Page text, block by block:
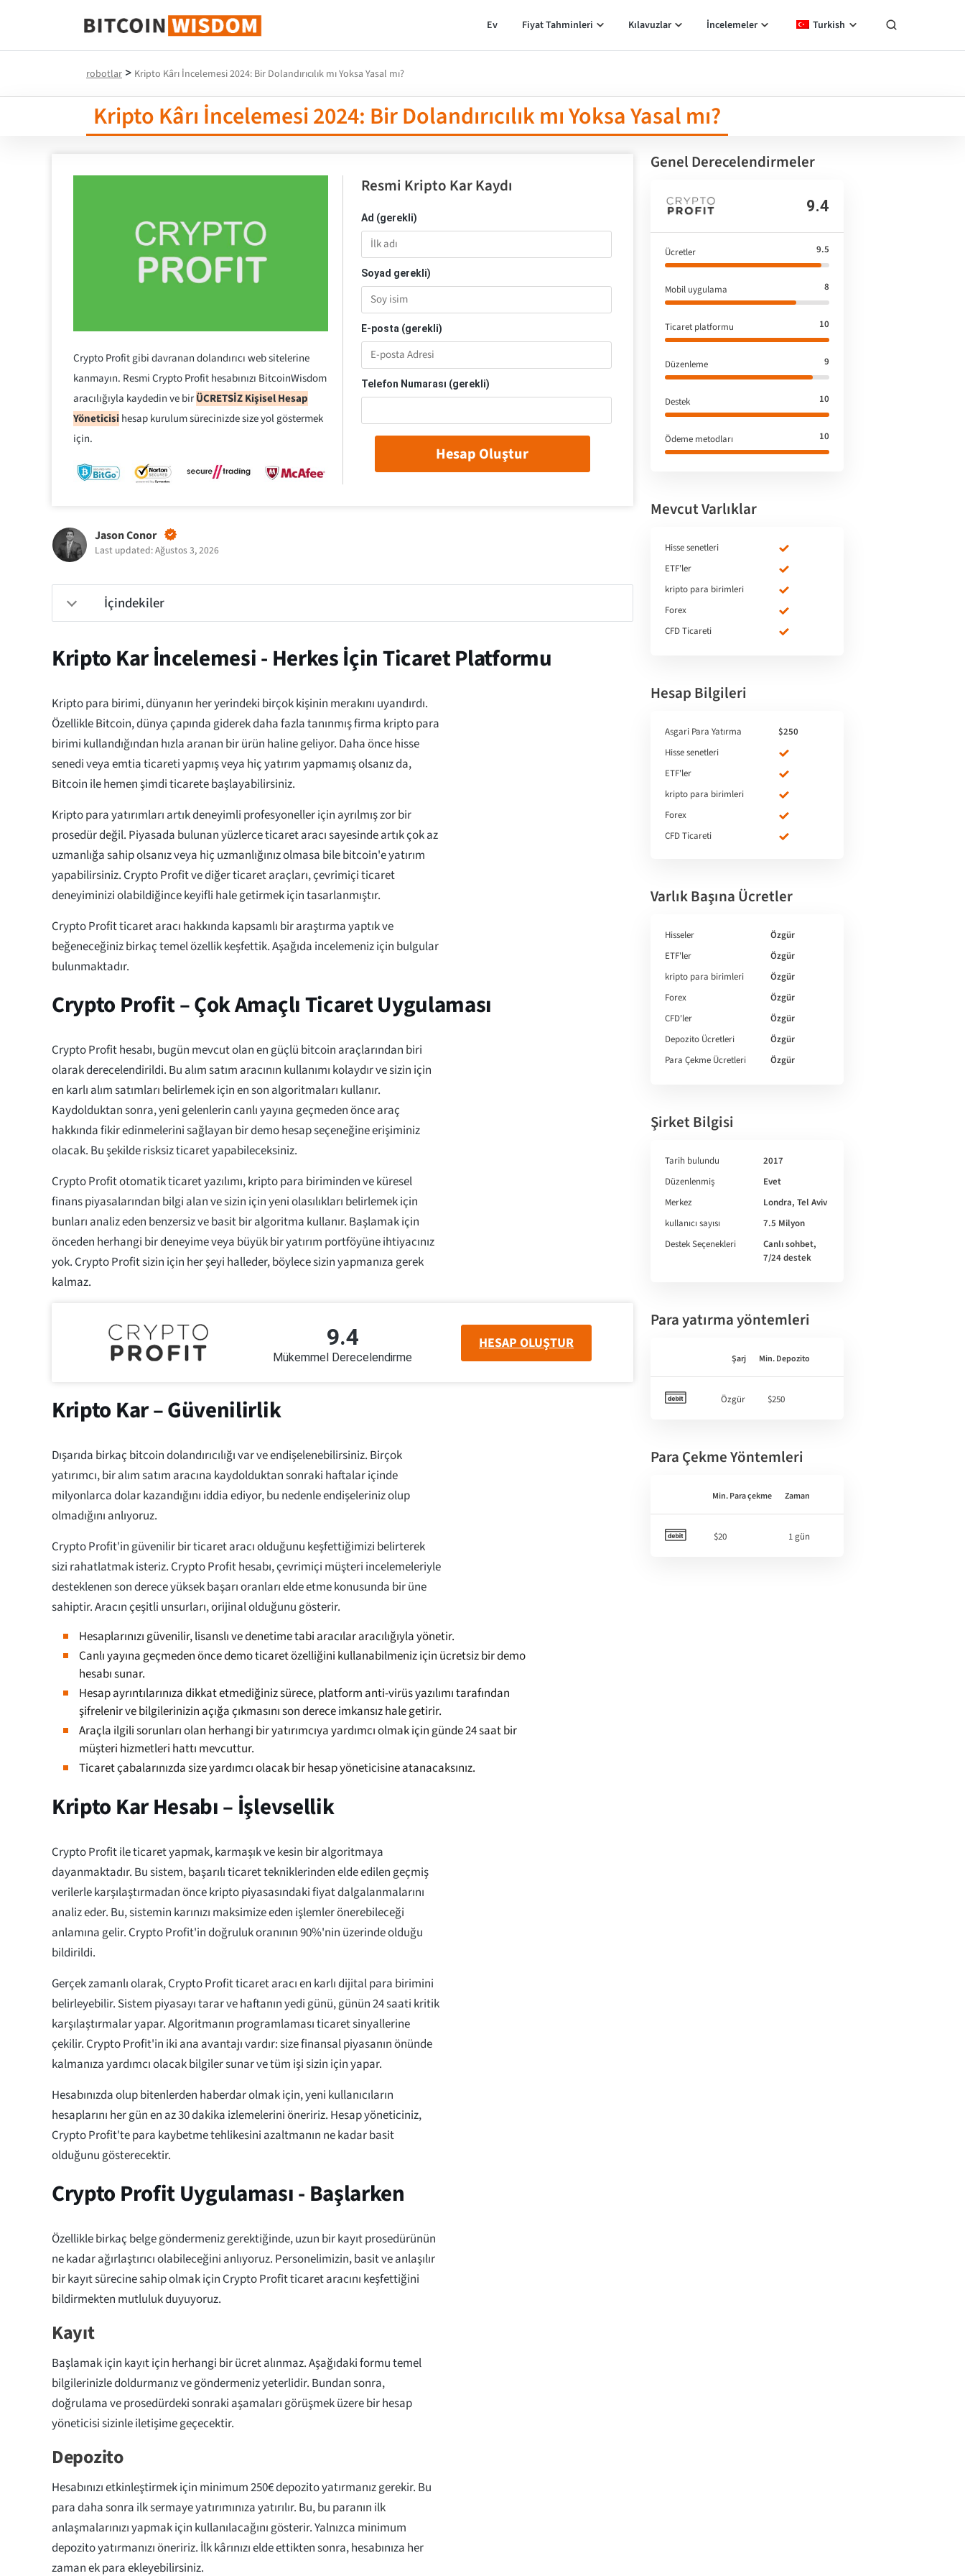
Bitcoin Bilgeliği
Ev Fiyat Tahminleri Kılavuzlar İncelemeler Turkish
robotlar > Kripto Kârı İncelemesi 2024: Bir Dolandırıcılık mı Yoksa Yasal mı?
Kripto Kârı İncelemesi 2024: Bir Dolandırıcılık mı Yoksa Yasal mı?
Crypto Profit gibi davranan dolandırıcı web sitelerine
kanmayın. Resmi Crypto Profit hesabınızı BitcoinWisdom
aracılığıyla kaydedin ve birÜCRETSİZ Kişisel Hesap
Yöneticisihesap kurulum sürecinizde size yol göstermek
için.
Resmi Kripto Kar Kaydı
Ad (gerekli)
Soyad gerekli)
E-posta (gerekli)
Telefon Numarası (gerekli)
Hesap Oluştur
Jason Conor
Last updated: Ağustos 3, 2026
İçindekiler
Kripto Kar İncelemesi - Herkes İçin Ticaret Platformu
Kripto para birimi, dünyanın her yerindeki birçok kişinin merakını uyandırdı.
Özellikle Bitcoin, dünya çapında giderek daha fazla tanınmış firma kripto para
birimi kullandığından hızla aranan bir ürün haline geliyor. Daha önce hisse
senedi veya emtia ticareti yapmış veya hiç yatırım yapmamış olsanız da,
Bitcoin ile hemen şimdi ticarete başlayabilirsiniz.
Kripto para yatırımları artık deneyimli profesyoneller için ayrılmış zor bir
prosedür değil. Piyasada bulunan yüzlerce ticaret aracı sayesinde artık çok az
uzmanlığa sahip olsanız veya hiç uzmanlığınız olmasa bile bitcoin'e yatırım
yapabilirsiniz. Crypto Profit ve diğer ticaret araçları, çevrimiçi ticaret
deneyiminizi olabildiğince keyifli hale getirmek için tasarlanmıştır.
Crypto Profit ticaret aracı hakkında kapsamlı bir araştırma yaptık ve
beğeneceğiniz birkaç temel özellik keşfettik. Aşağıda incelemeniz için bulgular
bulunmaktadır.
Crypto Profit – Çok Amaçlı Ticaret Uygulaması
Crypto Profit hesabı, bugün mevcut olan en güçlü bitcoin araçlarından biri
olarak derecelendirildi. Bu alım satım aracının kullanımı kolaydır ve sizin için
en karlı alım satımları belirlemek için en son algoritmaları kullanır.
Kaydolduktan sonra, yeni gelenlerin canlı yayına geçmeden önce araç
hakkında fikir edinmelerini sağlayan bir demo hesap seçeneğine erişiminiz
olacak. Bu şekilde risksiz ticaret yapabileceksiniz.
Crypto Profit otomatik ticaret yazılımı, kripto para biriminden ve küresel
finans piyasalarından bilgi alan ve sizin için yeni olasılıkları belirlemek için
bunları analiz eden benzersiz ve basit bir algoritma kullanır. Başlamak için
önceden herhangi bir deneyime veya büyük bir yatırım portföyüne ihtiyacınız
yok. Crypto Profit sizin için her şeyi halleder, böylece sizin yapmanıza gerek
kalmaz.
9.4
Mükemmel Derecelendirme
HESAP OLUŞTUR
Kripto Kar – Güvenilirlik
Dışarıda birkaç bitcoin dolandırıcılığı var ve endişelenebilirsiniz. Birçok
yatırımcı, bir alım satım aracına kaydolduktan sonraki haftalar içinde
milyonlarca dolar kazandığını iddia ediyor, bu nedenle endişeleriniz olup
olmadığını anlıyoruz.
Crypto Profit'in güvenilir bir ticaret aracı olduğunu keşfettiğimizi belirterek
sizi rahatlatmak isteriz. Crypto Profit hesabı, çevrimiçi müşteri incelemeleriyle
desteklenen son derece yüksek başarı oranları elde etme konusunda bir üne
sahiptir. Aracın çeşitli unsurları, orijinal olduğunu gösterir.
Hesaplarınızı güvenilir, lisanslı ve denetime tabi aracılar aracılığıyla yönetir.
Canlı yayına geçmeden önce demo ticaret özelliğini kullanabilmeniz için ücretsiz bir demo
hesabı sunar.
Hesap ayrıntılarınıza dikkat etmediğiniz sürece, platform anti-virüs yazılımı tarafından
şifrelenir ve bilgilerinizin açığa çıkmasını son derece imkansız hale getirir.
Araçla ilgili sorunları olan herhangi bir yatırımcıya yardımcı olmak için günde 24 saat bir
müşteri hizmetleri hattı mevcuttur.
Ticaret çabalarınızda size yardımcı olacak bir hesap yöneticisine atanacaksınız.
Kripto Kar Hesabı – İşlevsellik
Crypto Profit ile ticaret yapmak, karmaşık ve kesin bir algoritmaya
dayanmaktadır. Bu sistem, başarılı ticaret tekniklerinden elde edilen geçmiş
verilerle karşılaştırmadan önce kripto piyasasındaki fiyat dalgalanmalarını
analiz eder. Bu, sistemin karınızı maksimize eden işlemler önerebileceği
anlamına gelir. Crypto Profit'in doğruluk oranının 90%'nin üzerinde olduğu
bildirildi.
Gerçek zamanlı olarak, Crypto Profit ticaret aracı en karlı dijital para birimini
belirleyebilir. Sistem piyasayı tarar ve haftanın yedi günü, günün 24 saati kritik
karşılaştırmalar yapar. Algoritmanın programlaması ticaret sinyallerine
çekilir. Crypto Profit'in iki ana avantajı vardır: size finansal piyasanın önünde
kalmanıza yardımcı olacak bilgiler sunar ve tüm işi sizin için yapar.
Hesabınızda olup bitenlerden haberdar olmak için, yeni kullanıcıların
hesaplarını her gün en az 30 dakika izlemelerini öneririz. Hesap yöneticiniz,
Crypto Profit'te para kaybetme tehlikesini azaltmanın ne kadar basit
olduğunu gösterecektir.
Crypto Profit Uygulaması - Başlarken
Özellikle birkaç belge göndermeniz gerektiğinde, uzun bir kayıt prosedürünün
ne kadar ağırlaştırıcı olabileceğini anlıyoruz. Personelimizin, basit ve anlaşılır
bir kayıt sürecine sahip olmak için Crypto Profit ticaret aracını keşfettiğini
bildirmekten mutluluk duyuyoruz.
Kayıt
Başlamak için kayıt için herhangi bir ücret alınmaz. Aşağıdaki formu temel
bilgilerinizle doldurmanız ve göndermeniz yeterlidir. Bundan sonra,
doğrulama ve prosedürdeki sonraki aşamaları görüşmek üzere bir hesap
yöneticisi sizinle iletişime geçecektir.
Depozito
Hesabınızı etkinleştirmek için minimum 250€ depozito yatırmanız gerekir. Bu
para daha sonra ilk sermaye yatırımınıza yatırılır. Bu, bu paranın ilk
anlaşmalarınızı yapmak için kullanılacağını gösterir. Yalnızca minimum
depozito yatırmanızı öneririz. İlk kârınızı elde ettikten sonra, hesabınıza her
zaman ek para ekleyebilirsiniz.
Genel Derecelendirmeler
9.4
Ücretler 9.5
Mobil uygulama 8
Ticaret platformu 10
Düzenleme 9
Destek 10
Ödeme metodları 10
Mevcut Varlıklar
Hisse senetleri
ETF'ler
kripto para birimleri
Forex
CFD Ticareti
Hesap Bilgileri
Asgari Para Yatırma
$250
Hisse senetleri
ETF'ler
kripto para birimleri
Forex
CFD Ticareti
Varlık Başına Ücretler
Hisseler
Özgür
ETF'ler
Özgür
kripto para birimleri
Özgür
Forex
Özgür
CFD'ler
Özgür
Depozito Ücretleri
Özgür
Para Çekme Ücretleri
Özgür
Şirket Bilgisi
Tarih bulundu
2017
Düzenlenmiş
Evet
Merkez
Londra, Tel Aviv
kullanıcı sayısı
7.5 Milyon
Destek Seçenekleri
Canlı sohbet,
7/24 destek
Para yatırma yöntemleri
Şarj Min. Depozito
Özgür $250
Para Çekme Yöntemleri
Min. Para çekme Zaman
$20 1 gün